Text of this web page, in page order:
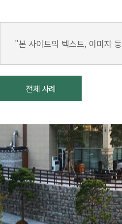
"본 사이트의 텍스트, 이미지
전체 사례